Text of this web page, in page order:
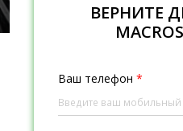
ВЕРНИТЕ
Ваш телефон *